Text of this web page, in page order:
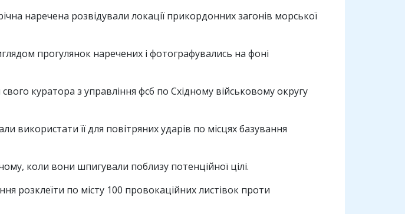
наречена розвідували локації прикордонних загонів морської
прогулянок наречених і фотографувались на фоні
куратора з управління фсб по Східному військовому округу
використати її для повітряних ударів по місцях базування
коли вони шпигували поблизу потенційної цілі.
розклеїти по місту 100 провокаційних листівок проти